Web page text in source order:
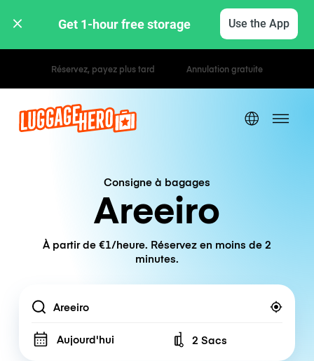
Get 1-hour free storage Use the App
Tarifs horaires / journaliers
Consigne à bagages
Areeiro
À partir de €1/heure. Réservez en moins de 2
minutes.
Location
Aujourd'hui Number of bags
2 Sacs